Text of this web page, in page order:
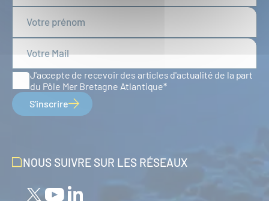
J'accepte de recevoir des articles d'actualité de la part
du Pôle Mer Bretagne Atlantique
S'inscrire
NOUS SUIVRE SUR LES RÉSEAUX